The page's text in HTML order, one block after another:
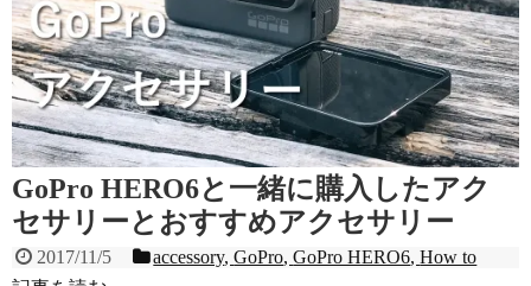
GoPro HERO6と一緒に購入したアク
セサリーとおすすめアクセサリー
2017/11/5 accessory,GoPro,GoPro HERO6,How to